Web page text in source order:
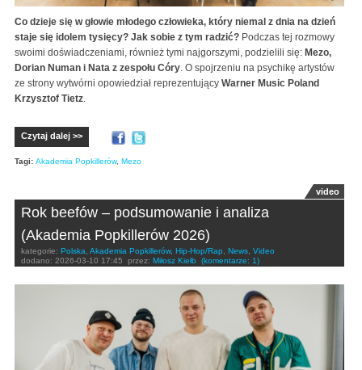
Co dzieje się w głowie młodego człowieka, który niemal z dnia na dzień
staje się idolem tysięcy? Jak sobie z tym radzić? Podczas tej rozmowy
swoimi doświadczeniami, również tymi najgorszymi, podzielili się: Mezo,
Dorian Numan i Nata z zespołu Córy. O spojrzeniu na psychikę artystów
ze strony wytwórni opowiedział reprezentujący Warner Music Poland
Krzysztof Tietz.
Czytaj dalej >>
Tagi: Akademia Popkillerów, Mezo
video
Rok beefów – podsumowanie i analiza
(Akademia Popkillerów 2026)
kategorie: Polska, Akademia Popkillerów, Hip-Hop/Rap, News, Video
dodano: 2026-03-10 17:45 przez: Miłosz Kiełb (komentarze: 1)